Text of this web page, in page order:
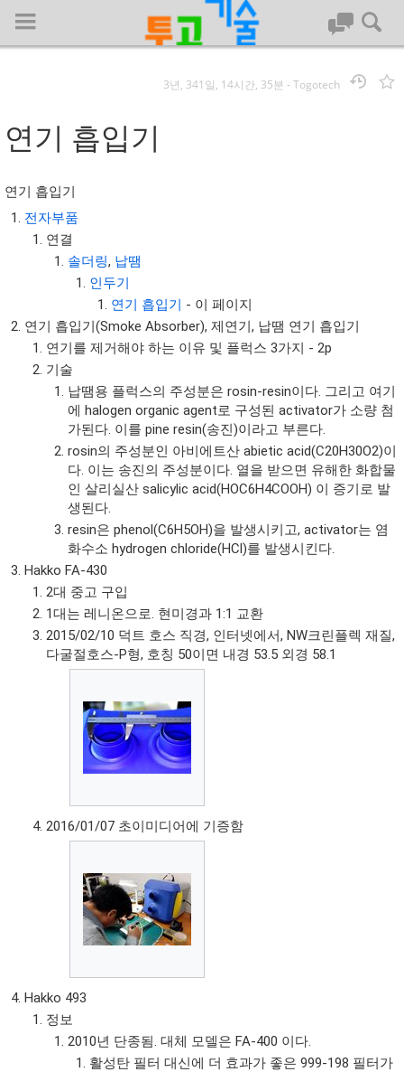
대문
회사명 :
투고기술
| 대표 : 김명기 | 사업자번호 : 142-08-78939
전화 : 031-8065-5299 | 주소 : (16954)) 경기도 용인시 기흥구 흥덕1
로 13, B동(complex동) 1213호(영덕동,흥덕IT밸리)
COPYRIGHT (C) 투고기술 ALL RIGHTS RESEVED
투고기술 위키 저작권
3년, 341일, 14시간, 35분 -Togotech
연기 흡입기
연기 흡입기
전자부품
연결
솔더링, 납땜
인두기
연기 흡입기 - 이 페이지
연기 흡입기(Smoke Absorber), 제연기, 납땜 연기 흡입기
연기를 제거해야 하는 이유 및 플럭스 3가지 - 2p
기술
납땜용 플럭스의 주성분은 rosin-resin이다. 그리고 여기
에 halogen organic agent로 구성된 activator가 소량 첨
가된다. 이를 pine resin(송진)이라고 부른다.
rosin의 주성분인 아비에트산 abietic acid(C20H30O2)이
다. 이는 송진의 주성분이다. 열을 받으면 유해한 화합물
인 살리실산 salicylic acid(HOC6H4COOH) 이 증기로 발
생된다.
resin은 phenol(C6H5OH)을 발생시키고, activator는 염
화수소 hydrogen chloride(HCl)를 발생시킨다.
Hakko FA-430
2대 중고 구입
1대는 레니온으로. 현미경과 1:1 교환
2015/02/10 덕트 호스 직경, 인터넷에서, NW크린플렉 재질,
다굴절호스-P형, 호칭 50이면 내경 53.5 외경 58.1
2016/01/07 초이미디어에 기증함
Hakko 493
정보
2010년 단종됨. 대체 모델은 FA-400 이다.
활성탄 필터 대신에 더 효과가 좋은 999-198 필터가